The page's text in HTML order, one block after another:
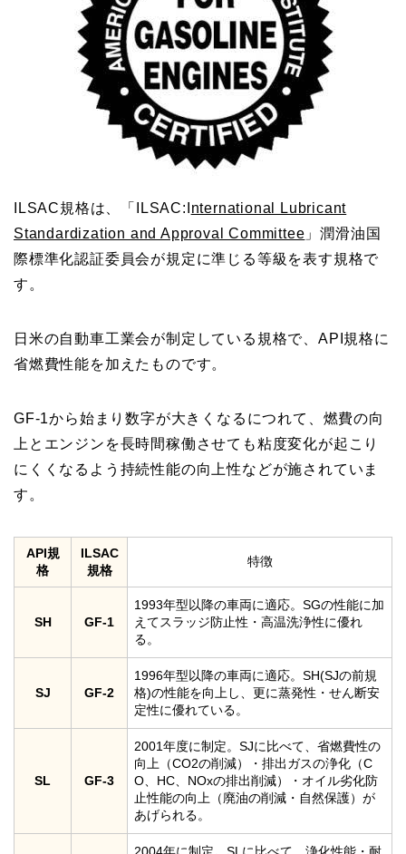
ILSAC規格は、「ILSAC:I nternational Lubricant
Standardization and Approval Committee 」潤滑油国
際標準化認証委員会が規定に準じる等級を表す規格で
す。
日米の自動車工業会が制定している規格で、API規格に
省燃費性能を加えたものです。
GF-1から始まり数字が大きくなるにつれて、燃費の向
上とエンジンを長時間稼働させても粘度変化が起こり
にくくなるよう持続性能の向上性などが施されていま
す。
API規
格
ILSAC
規格
特徴
SH GF-1
1993年型以降の車両に適応。SGの性能に加
えてスラッジ防止性・高温洗浄性に優れ
る。
SJ GF-2
1996年型以降の車両に適応。SH(SJの前規
格)の性能を向上し、更に蒸発性・せん断安
定性に優れている。
SL GF-3
2001年度に制定。SJに比べて、省燃費性の
向上（CO2の削減）・排出ガスの浄化（C
O、HC、NOxの排出削減）・オイル劣化防
止性能の向上（廃油の削減・自然保護）が
あげられる。
2004年に制定。SLに比べて、浄化性能・耐